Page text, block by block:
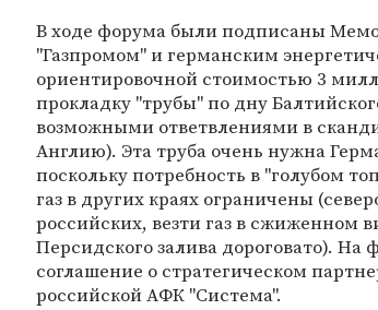
В ходе форума были подписаны
"Газпромом" и германским
ориентировочной стоимостью 3
прокладку "трубы" по дну
возможными ответвлениями в
Англию). Эта труба очень нужна
поскольку потребность в "голубом
газ в других краях ограничены
российских, везти газ в сжиженном
Персидского залива дороговато).
соглашение о стратегическом
российской АФК "Система".